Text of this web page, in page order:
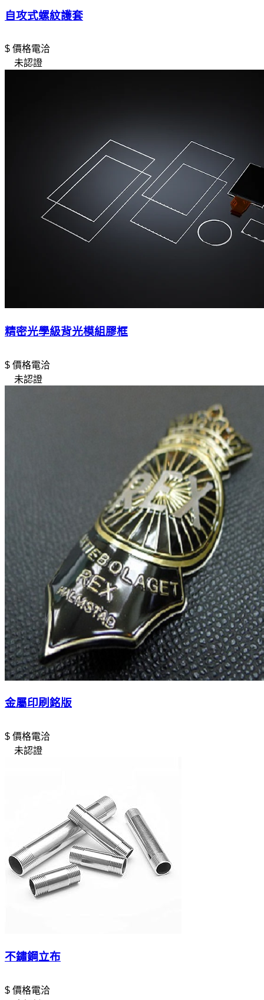
自攻式螺紋護套
$ 價格電洽
未認證
精密光學級背光模組膠框
$ 價格電洽
未認證
金屬印刷銘版
$ 價格電洽
未認證
不鏽鋼立布
$ 價格電洽